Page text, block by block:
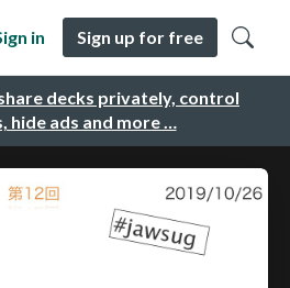
decks privately, control
hide ads and more …
in Sign up for free